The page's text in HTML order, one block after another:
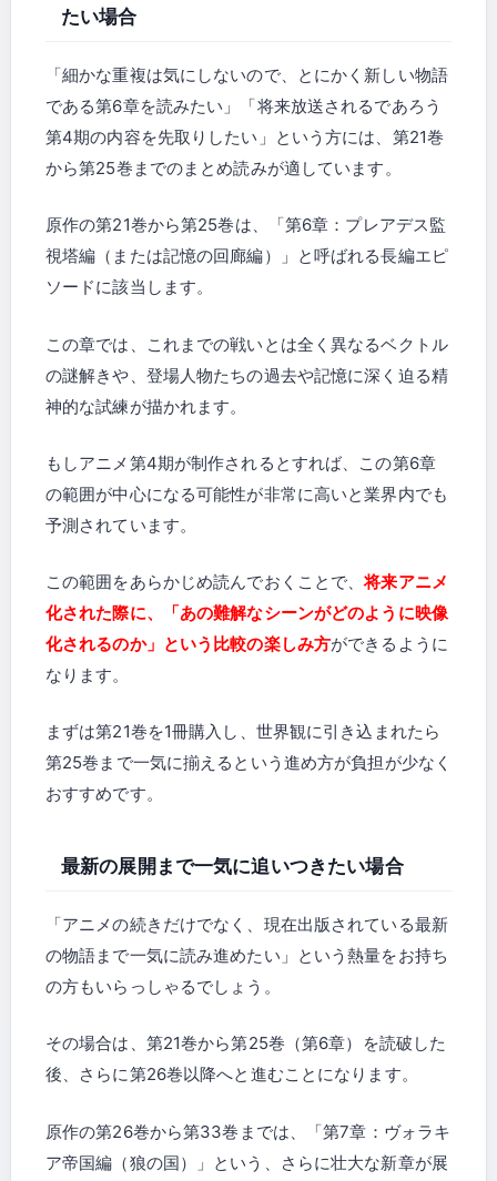
たい場合
「細かな重複は気にしないので、とにかく新しい物語
である第6章を読みたい」「将来放送されるであろう
第4期の内容を先取りしたい」という方には、第21巻
から第25巻までのまとめ読みが適しています。
原作の第21巻から第25巻は、「第6章：プレアデス監
視塔編（または記憶の回廊編）」と呼ばれる長編エピ
ソードに該当します。
この章では、これまでの戦いとは全く異なるベクトル
の謎解きや、登場人物たちの過去や記憶に深く迫る精
神的な試練が描かれます。
もしアニメ第4期が制作されるとすれば、この第6章
の範囲が中心になる可能性が非常に高いと業界内でも
予測されています。
この範囲をあらかじめ読んでおくことで、将来アニメ
化された際に、「あの難解なシーンがどのように映像
化されるのか」という比較の楽しみ方ができるように
なります。
まずは第21巻を1冊購入し、世界観に引き込まれたら
第25巻まで一気に揃えるという進め方が負担が少なく
おすすめです。
最新の展開まで一気に追いつきたい場合
「アニメの続きだけでなく、現在出版されている最新
の物語まで一気に読み進めたい」という熱量をお持ち
の方もいらっしゃるでしょう。
その場合は、第21巻から第25巻（第6章）を読破した
後、さらに第26巻以降へと進むことになります。
原作の第26巻から第33巻までは、「第7章：ヴォラキ
ア帝国編（狼の国）」という、さらに壮大な新章が展